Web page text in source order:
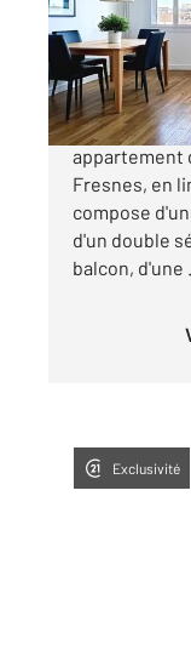
CENTURY
appartement
Fresnes, en
compose
d'un double
balcon, d'une
Exclusivité